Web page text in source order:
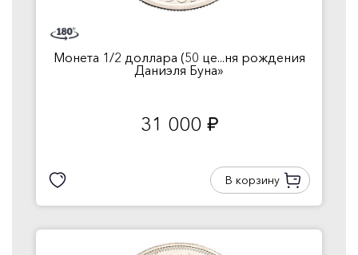
Монета 1/2 доллара (50 це...ня рождения
Даниэля Буна»
31 000 руб.
В корзину